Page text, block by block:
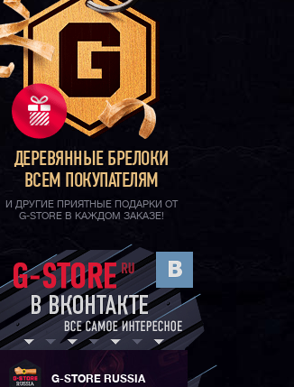
ДЕРЕВЯННЫЕ БРЕЛОКИ
ВСЕМ ПОКУПАТЕЛЯМ
И ДРУГИЕ ПРИЯТНЫЕ ПОДАРКИ ОТ
G-STORE В КАЖДОМ ЗАКАЗЕ!
G-STORE RUSSIA